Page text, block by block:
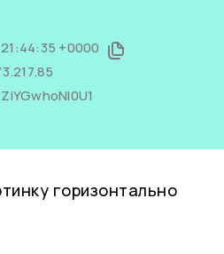
+0000
ZiYGwhoNI0U1
горизонтально